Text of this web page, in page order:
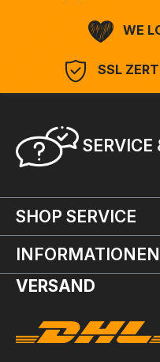
WE
SSL
SHOP SERVICE
INFORMATIONEN
VERSAND